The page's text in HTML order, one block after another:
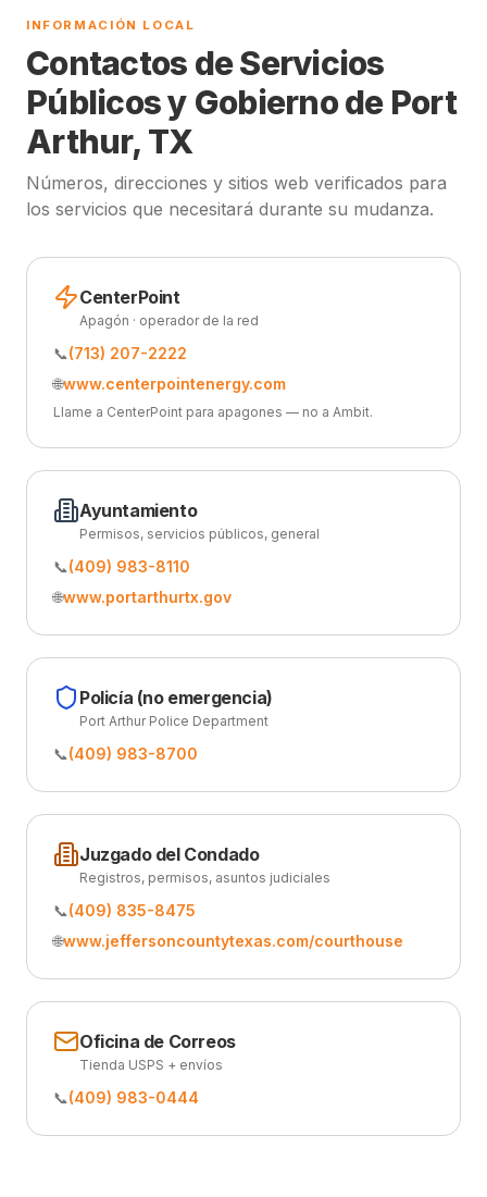
INFORMACIÓN LOCAL
Contactos de Servicios
Públicos y Gobierno de Port
Arthur, TX
Números, direcciones y sitios web verificados para
los servicios que necesitará durante su mudanza.
CenterPoint
Apagón · operador de la red
📞(713) 207-2222
🌐www.centerpointenergy.com
Llame a CenterPoint para apagones — no a Ambit.
Ayuntamiento
Permisos, servicios públicos, general
📞(409) 983-8110
🌐www.portarthurtx.gov
Policía (no emergencia)
Port Arthur Police Department
📞(409) 983-8700
Juzgado del Condado
Registros, permisos, asuntos judiciales
📞(409) 835-8475
🌐www.jeffersoncountytexas.com/courthouse
Oficina de Correos
Tienda USPS + envíos
📞(409) 983-0444